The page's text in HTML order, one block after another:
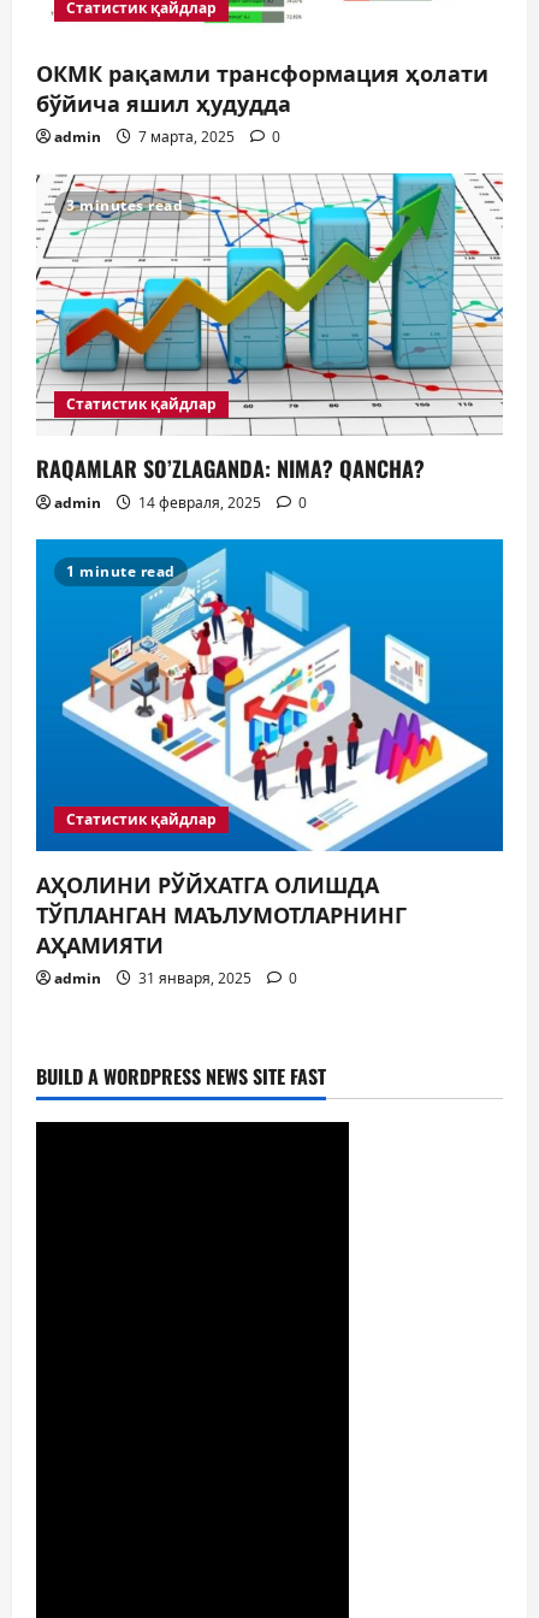
п
и
с
я
м
Статистик қайдлар
ОКМК рақамли трансформация ҳолати
бўйича яшил ҳудудда
admin 7 марта, 2025 0
3 minutes read
Статистик қайдлар
RAQAMLAR SO’ZLAGANDA: NIMA? QANCHA?
admin 14 февраля, 2025 0
1 minute read
Статистик қайдлар
АҲОЛИНИ РЎЙХАТГА ОЛИШДА
ТЎПЛАНГАН МАЪЛУМОТЛАРНИНГ
АҲАМИЯТИ
admin 31 января, 2025 0
BUILD A WORDPRESS NEWS SITE FAST